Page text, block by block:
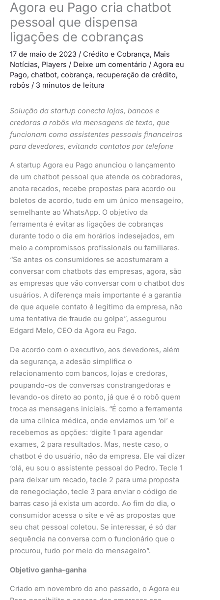
Agora eu Pago cria chatbot
pessoal que dispensa
ligações de cobranças
17 de maio de 2023 / Crédito e Cobrança, Mais
Notícias, Players / Deixe um comentário / Agora eu
Pago, chatbot, cobrança, recuperação de crédito,
robôs / 3 minutos de leitura
Solução da startup conecta lojas, bancos e
credoras a robôs via mensagens de texto, que
funcionam como assistentes pessoais financeiros
para devedores, evitando contatos por telefone
A startup Agora eu Pago anunciou o lançamento
de um chatbot pessoal que atende os cobradores,
anota recados, recebe propostas para acordo ou
boletos de acordo, tudo em um único mensageiro,
semelhante ao WhatsApp. O objetivo da
ferramenta é evitar as ligações de cobranças
durante todo o dia em horários indesejados, em
meio a compromissos profissionais ou familiares.
“Se antes os consumidores se acostumaram a
conversar com chatbots das empresas, agora, são
as empresas que vão conversar com o chatbot dos
usuários. A diferença mais importante é a garantia
de que aquele contato é legítimo da empresa, não
uma tentativa de fraude ou golpe”, assegurou
Edgard Melo, CEO da Agora eu Pago.
De acordo com o executivo, aos devedores, além
da segurança, a adesão simplifica o
relacionamento com bancos, lojas e credoras,
poupando-os de conversas constrangedoras e
levando-os direto ao ponto, já que é o robô quem
troca as mensagens iniciais. “É como a ferramenta
de uma clínica médica, onde enviamos um ‘oi’ e
recebemos as opções: ‘digite 1 para agendar
exames, 2 para resultados. Mas, neste caso, o
chatbot é do usuário, não da empresa. Ele vai dizer
‘olá, eu sou o assistente pessoal do Pedro. Tecle 1
para deixar um recado, tecle 2 para uma proposta
de renegociação, tecle 3 para enviar o código de
barras caso já exista um acordo. Ao fim do dia, o
consumidor acessa o site e vê as propostas que
seu chat pessoal coletou. Se interessar, é só dar
sequência na conversa com o funcionário que o
procurou, tudo por meio do mensageiro”.
Objetivo ganha-ganha
Criado em novembro do ano passado, o Agora eu